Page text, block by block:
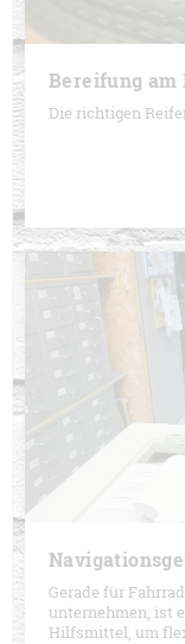
Bereifung am
Die richtigen
Gerade für
unternehmen, ist
Hilfsmittel, um